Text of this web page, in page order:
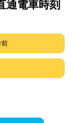
電車時刻